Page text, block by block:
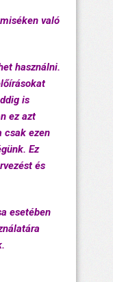
való
használni.
is
ez azt
csak ezen
Ez
és
esetében